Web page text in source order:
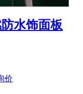
水饰面板
价